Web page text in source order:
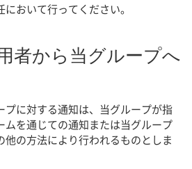
おいて行ってください。
者から当グループへ
プに対する通知は、当グループが指
ムを通じての通知または当グループ
他の方法により行われるものとしま